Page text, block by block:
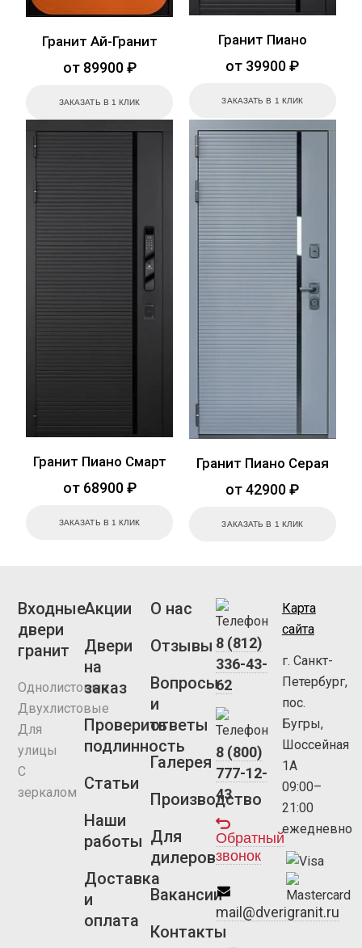
Гранит Ай-Гранит
от 89900 ₽
ЗАКАЗАТЬ В 1 КЛИК
Гранит Пиано
от 39900 ₽
ЗАКАЗАТЬ В 1 КЛИК
Гранит Пиано Смарт
от 68900 ₽
ЗАКАЗАТЬ В 1 КЛИК
Гранит Пиано Серая
от 42900 ₽
ЗАКАЗАТЬ В 1 КЛИК
Входные
двери
гранит
Однолистовые
Двухлистовые
Для
улицы
С
зеркалом
Акции
Двери
на
заказ
Проверить
подлинность
Статьи
Наши
работы
Доставка
и
оплата
О нас
Отзывы
Вопросы
и
ответы
Галерея
Производство
Для
дилеров
Вакансии
Контакты
8 (812)
336-43-
62
8 (800)
777-12-
43
Обратный
звонок
mail@dverigranit.ru
Карта
сайта
г. Санкт-
Петербург,
пос.
Бугры,
Шоссейная
1А
09:00–
21:00
ежедневно